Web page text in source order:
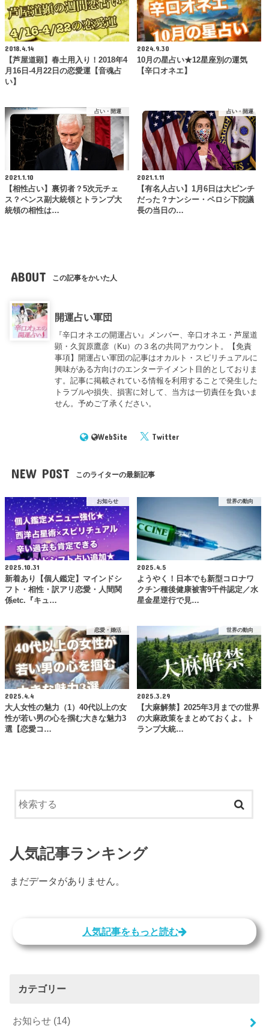
2018.4.14
【芦屋道顕】春土用入り！2018年4
月16日-4月22日の恋愛運【音魂占
い】
2024.9.30
10月の星占い★12星座別の運気
【辛口オネエ】
占い・開運
2021.1.10
【相性占い】裏切者？5次元チェ
ス？ペンス副大統領とトランプ大
統領の相性は…
占い・開運
2021.1.11
【有名人占い】1月6日は大ピンチ
だった？ナンシー・ペロシ下院議
長の当日の…
ABOUT この記事をかいた人
開運占い軍団
『辛口オネエの開運占い』メンバー、辛口オネエ・芦屋道
顕・久賀原鷹彦（Ku）の３名の共同アカウント。【免責
事項】開運占い軍団の記事はオカルト・スピリチュアルに
興味がある方向けのエンターテイメント目的としておりま
す。記事に掲載されている情報を利用することで発生した
トラブルや損失、損害に対して、当方は一切責任を負いま
せん。予めご了承ください。
WebSite Twitter
NEW POST このライターの最新記事
お知らせ
2025.10.31
新着あり【個人鑑定】マインドシ
フト・相性・訳アリ恋愛・人間関
係etc.『キュ…
世界の動向
2025.4.5
ようやく！日本でも新型コロナワ
クチン種後健康被害9千件認定／水
星金星逆行で見…
恋愛・婚活
2025.4.4
大人女性の魅力（1）40代以上の女
性が若い男の心を掴む大きな魅力3
選【恋愛コ…
世界の動向
2025.3.29
【大麻解禁】2025年3月までの世界
の大麻政策をまとめておくよ。ト
ランプ大統…
人気記事ランキング
まだデータがありません。
人気記事をもっと読む
カテゴリー
お知らせ (14)